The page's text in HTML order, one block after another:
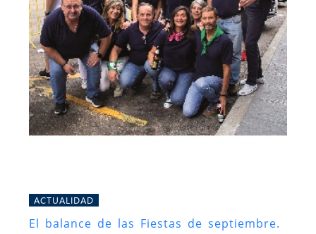
ACTUALIDAD
El balance de las Fiestas de septiembre.